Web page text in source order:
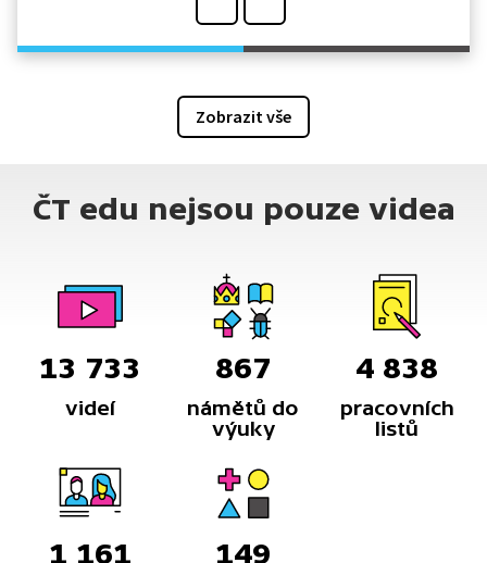
Zobrazit vše
ČT edu nejsou pouze videa
13 733
videí
867
námětů do
výuky
4 838
pracovních
listů
1 161 149